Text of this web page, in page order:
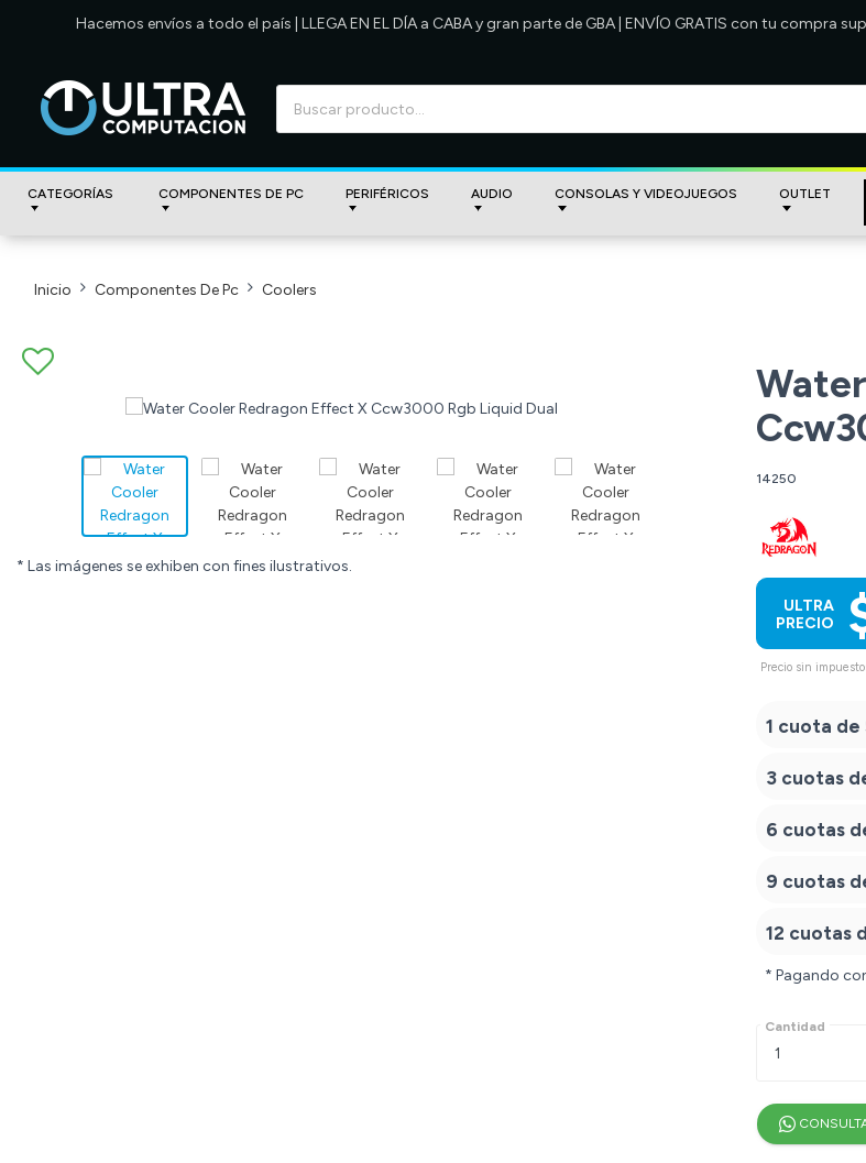
Hacemos envíos a todo el país | LLEGA EN EL DÍA a CABA y gran parte de GBA | ENVÍO GRATIS con tu
CATEGORÍAS COMPONENTES DE PC PERIFÉRICOS AUDIO CONSOLAS Y VIDEOJUEGOS OUTLET
Inicio Componentes De Pc Coolers
* Las imágenes se exhiben con fines ilustrativos.
14250
ULTRA
PRECIO
Precio sin
1 cuota de
3 cuotas
6 cuotas
9 cuotas
12 cuotas
* Pagando
Cantidad